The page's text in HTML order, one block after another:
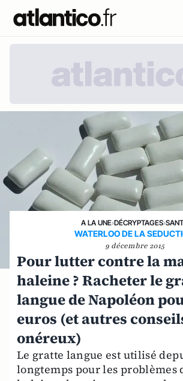
A LA UNE›DÉCRYPTAGES›
WATERLOO DE LA
9 décembre 2015
Pour lutter contre la
haleine ? Racheter le
langue de Napoléon
euros (et autres
onéreux)
Le gratte langue est utilisé
longtemps pour les problèmes